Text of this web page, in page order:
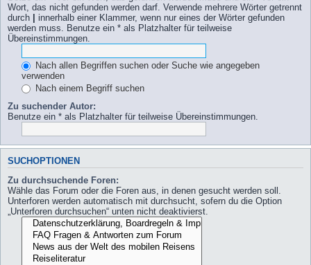
Wort, das nicht gefunden werden darf. Verwende mehrere Wörter getrennt
durch | innerhalb einer Klammer, wenn nur eines der Wörter gefunden
werden muss. Benutze ein * als Platzhalter für teilweise
Übereinstimmungen.
Nach allen Begriffen suchen oder Suche wie angegeben
verwenden
Nach einem Begriff suchen
Zu suchender Autor:
Benutze ein * als Platzhalter für teilweise Übereinstimmungen.
SUCHOPTIONEN
Zu durchsuchende Foren:
Wähle das Forum oder die Foren aus, in denen gesucht werden soll.
Unterforen werden automatisch mit durchsucht, sofern du die Option
„Unterforen durchsuchen“ unten nicht deaktivierst.